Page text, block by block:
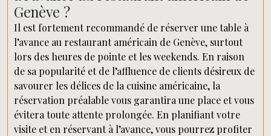
Genève ?
Il est fortement recommandé de réserver une table à
l’avance au restaurant américain de Genève, surtout
lors des heures de pointe et les weekends. En raison
de sa popularité et de l’affluence de clients désireux de
savourer les délices de la cuisine américaine, la
réservation préalable vous garantira une place et vous
évitera toute attente prolongée. En planifiant votre
visite et en réservant à l’avance, vous pourrez profiter